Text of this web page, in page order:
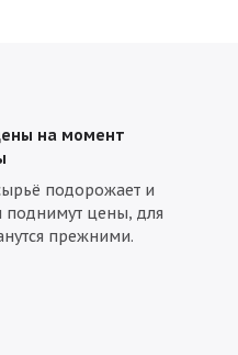
на момент
подорожает и
поднимут цены, для
прежними.